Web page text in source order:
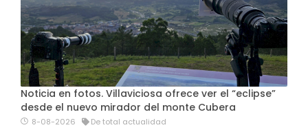
Noticia en fotos. Villaviciosa ofrece ver el “eclipse”
desde el nuevo mirador del monte Cubera
8-08-2026 De total actualidad